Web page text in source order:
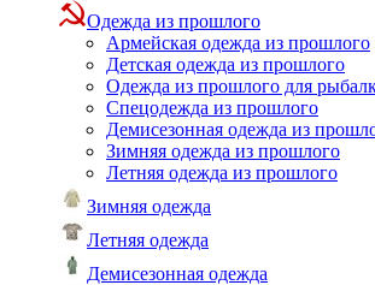
Одежда из прошлого
Армейская одежда из прошлого
Детская одежда из прошлого
Одежда из прошлого для
Спецодежда из прошлого
Демисезонная одежда из
Зимняя одежда из прошлого
Летняя одежда из прошлого
Зимняя одежда
Летняя одежда
Демисезонная одежда